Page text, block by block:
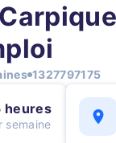
1327797175
heures
semaine